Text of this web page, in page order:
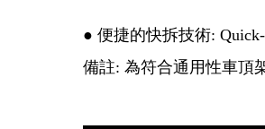
● 便捷的快拆技術:
備註: 為符合通用性車頂